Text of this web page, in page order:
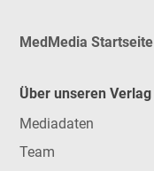
MedMedia Startseite
Über unseren Verlag
Mediadaten
Team